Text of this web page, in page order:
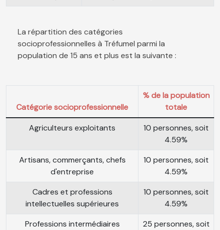
La répartition des catégories
socioprofessionnelles à Tréfumel parmi la
population de 15 ans et plus est la suivante :
Catégorie socioprofessionnelle
% de la population
totale
Agriculteurs exploitants
10 personnes, soit
4.59%
Artisans, commerçants, chefs
d'entreprise
10 personnes, soit
4.59%
Cadres et professions
intellectuelles supérieures
10 personnes, soit
4.59%
Professions intermédiaires
25 personnes, soit